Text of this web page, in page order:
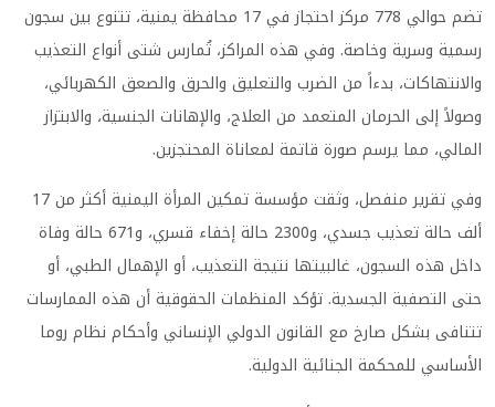
تضم حوالي 778 مركز احتجاز في 17 محافظة يمنية، تتنوع بين سجون
رسمية وسرية وخاصة. وفي هذه المراكز، تُمارس شتى أنواع التعذيب
والانتهاكات، بدءاً من الضرب والتعليق والحرق والصعق الكهربائي،
وصولاً إلى الحرمان المتعمد من العلاج، والإهانات الجنسية، والابتزاز
المالي، مما يرسم صورة قاتمة لمعاناة المحتجزين.
وفي تقرير منفصل، وثقت مؤسسة تمكين المرأة اليمنية أكثر من 17
ألف حالة تعذيب جسدي، و2300 حالة إخفاء قسري، و671 حالة وفاة
داخل هذه السجون، غالبيتها نتيجة التعذيب، أو الإهمال الطبي، أو
حتى التصفية الجسدية. تؤكد المنظمات الحقوقية أن هذه الممارسات
تتنافى بشكل صارخ مع القانون الدولي الإنساني وأحكام نظام روما
الأساسي للمحكمة الجنائية الدولية.